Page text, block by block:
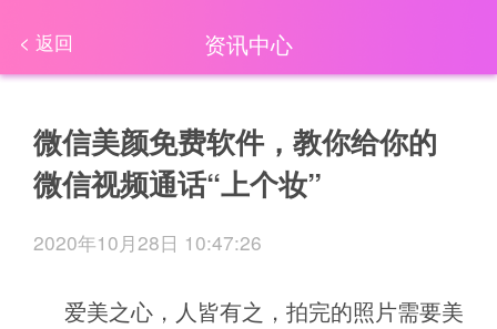
< 返回 资讯中心
微信美颜免费软件，教你给你的
微信视频通话“上个妆”
2020年10月28日 10:47:26
爱美之心，人皆有之，拍完的照片需要美